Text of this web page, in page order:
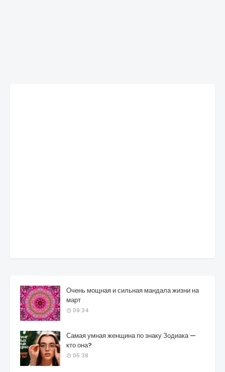
Очень мощная и сильная мандала жизни на
март
09:34
Самая умная женщина по знаку Зодиака —
кто она?
05:38